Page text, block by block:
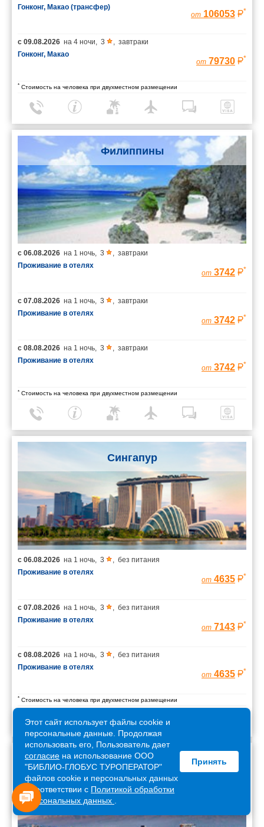
Гонконг, Макао (трансфер)
от 106053 *
с 09.08.2026 на 4 ночи, 3 , завтраки
Гонконг, Макао
от 79730 *
* Стоимость на человека при двухместном размещении
Филиппины
с 06.08.2026 на 1 ночь, 3 , завтраки
Проживание в отелях
от 3742 *
с 07.08.2026 на 1 ночь, 3 , завтраки
Проживание в отелях
от 3742 *
с 08.08.2026 на 1 ночь, 3 , завтраки
Проживание в отелях
от 3742 *
* Стоимость на человека при двухместном размещении
Сингапур
с 06.08.2026 на 1 ночь 3
без питания
Проживание в отелях
от 4635 *
с 07.08.2026 на 1 ночь 3
без питания
Проживание в отелях
от 7143 *
с 08.08.2026 на 1 ночь 3
без питания
Проживание в отелях
от 4635 *
* Стоимость на человека при двухместном размещении
Армения
Этот сайт использует файлы cookie и
персональные данные. Продолжая
использовать его, Пользователь дает
согласие на использование ООО
"БИБЛИО-ГЛОБУС ТУРОПЕРАТОР"
файлов cookie и персональных данных
в соответствии с Политикой обработки
персональных данных
Принять